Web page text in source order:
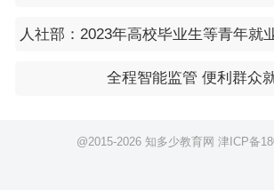
全程智能监管 便利群众
@2015-2026 知多少教育网 津ICP备